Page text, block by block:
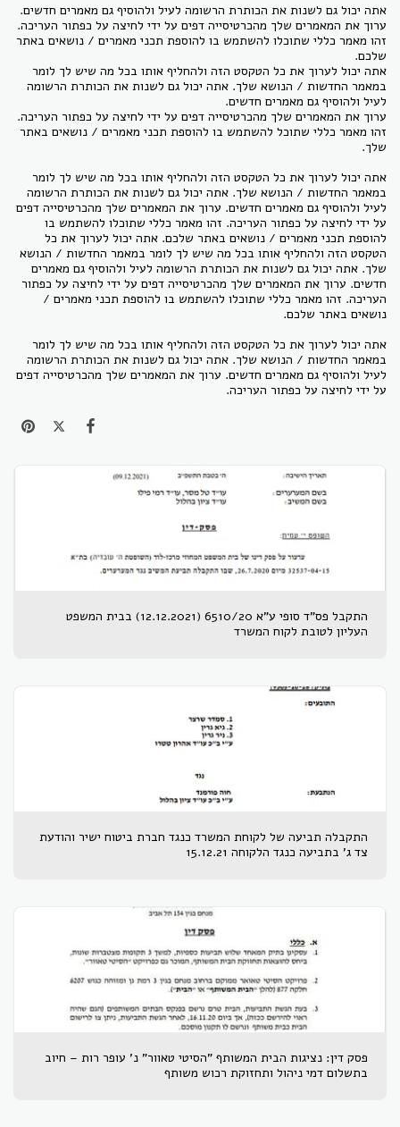
אתה יכול גם לשנות את הכותרת הרשומה לעיל ולהוסיף גם מאמרים חדשים.
ערוך את המאמרים שלך מהכרטיסייה דפים על ידי לחיצה על כפתור העריכה.
זהו מאמר כללי שתוכלו להשתמש בו להוספת תכני מאמרים / נושאים באתר
שלכם.
אתה יכול לערוך את כל הטקסט הזה ולהחליף אותו בכל מה שיש לך לומר
במאמר החדשות / הנושא שלך. אתה יכול גם לשנות את הכותרת הרשומה
לעיל ולהוסיף גם מאמרים חדשים.
ערוך את המאמרים שלך מהכרטיסייה דפים על ידי לחיצה על כפתור העריכה.
זהו מאמר כללי שתוכל להשתמש בו להוספת תכני מאמרים / נושאים באתר
שלך.
אתה יכול לערוך את כל הטקסט הזה ולהחליף אותו בכל מה שיש לך לומר
במאמר החדשות / הנושא שלך. אתה יכול גם לשנות את הכותרת הרשומה
לעיל ולהוסיף גם מאמרים חדשים. ערוך את המאמרים שלך מהכרטיסייה דפים
על ידי לחיצה על כפתור העריכה. זהו מאמר כללי שתוכלו להשתמש בו
להוספת תכני מאמרים / נושאים באתר שלכם. אתה יכול לערוך את כל
הטקסט הזה ולהחליף אותו בכל מה שיש לך לומר במאמר החדשות / הנושא
שלך. אתה יכול גם לשנות את הכותרת הרשומה לעיל ולהוסיף גם מאמרים
חדשים. ערוך את המאמרים שלך מהכרטיסייה דפים על ידי לחיצה על כפתור
העריכה. זהו מאמר כללי שתוכלו להשתמש בו להוספת תכני מאמרים /
נושאים באתר שלכם.
אתה יכול לערוך את כל הטקסט הזה ולהחליף אותו בכל מה שיש לך לומר
במאמר החדשות / הנושא שלך. אתה יכול גם לשנות את הכותרת הרשומה
לעיל ולהוסיף גם מאמרים חדשים. ערוך את המאמרים שלך מהכרטיסייה דפים
על ידי לחיצה על כפתור העריכה.
התקבל פס"ד סופי ע"א 6510/20 (12.12.2021) בבית המשפט
העליון לטובת לקוח המשרד
התקבלה תביעה של לקוחת המשרד כנגד חברת ביטוח ישיר והודעת
צד ג' בתביעה כנגד הלקוחה 15.12.21
פסק דין: נציגות הבית המשותף "הסיטי טאוור" נ' עופר רות – חיוב
בתשלום דמי ניהול ותחזוקת רכוש משותף